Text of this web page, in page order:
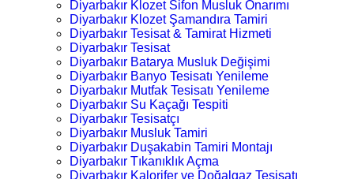
Diyarbakır Klozet Sifon Musluk Onarımı
Diyarbakır Klozet Şamandıra Tamiri
Diyarbakır Tesisat & Tamirat Hizmeti
Diyarbakır Tesisat
Diyarbakır Batarya Musluk Değişimi
Diyarbakır Banyo Tesisatı Yenileme
Diyarbakır Mutfak Tesisatı Yenileme
Diyarbakır Su Kaçağı Tespiti
Diyarbakır Tesisatçı
Diyarbakır Musluk Tamiri
Diyarbakır Duşakabin Tamiri Montajı
Diyarbakır Tıkanıklık Açma
Diyarbakır Kalorifer ve Doğalgaz Tesisatı